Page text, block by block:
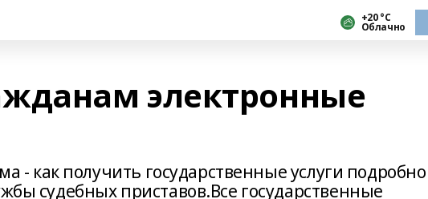
+20 °С
Облачно
электронные
- как получить государственные услуги подробно
судебных приставов.Все государственные